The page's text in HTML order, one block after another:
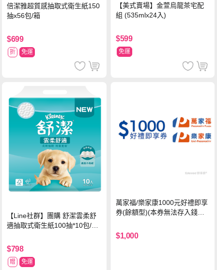
倍潔雅超質感抽取式衛生紙150
抽x56包/箱
$699
折 免運
【美式賣場】金萱烏龍茶宅配
組 (535mlx24入)
$599
免運
【Line社群】團購 舒潔雲柔舒
適抽取式衛生紙100抽*10包/6
$798
贈 免運
萬家福/樂家康1000元好禮即享
券(餘額型)(本券無法存入錢包
$1,000